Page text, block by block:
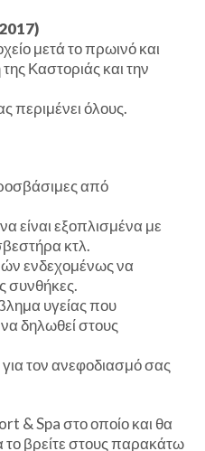
μετά το πρωινό και
Καστοριάς και την
περιμένει όλους.
από
είναι εξοπλισμένα με
κτλ.
ενδεχομένως να
συνθήκες.
υγείας που
να δηλωθεί στους
τον ανεφοδιασμό σας
& Spa στο οποίο και θα
το βρείτε στους παρακάτω